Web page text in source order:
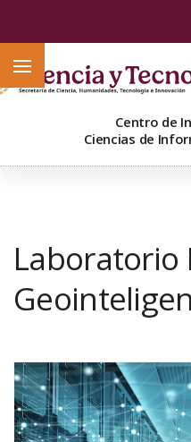
Centro de
Ciencias de
Laboratorio